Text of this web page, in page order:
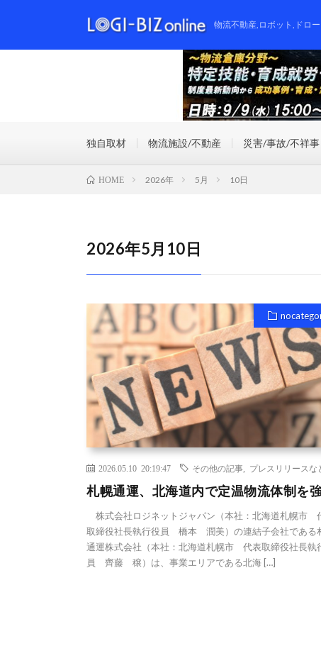
物流不動産,ロボット,ドロ
独自取材 物流施設/不動産 災害/事故/不祥事
HOME 2026年 5月 10日
2026年5月10日
2026.05.10 20:19:47 その他の記事 プレスリリースな
札幌通運、北海道内で定温物流体制を
株式会社ロジネットジャパン（本社：北海道札幌市
取締役社長執行役員 橋本 潤美）の連結子会社である
通運株式会社（本社：北海道札幌市 代表取締役社長執
員 齊藤 穣）は、事業エリアである北海 […]